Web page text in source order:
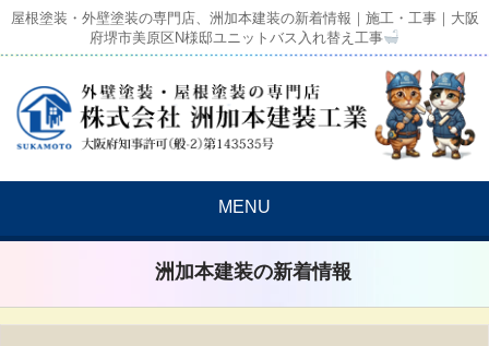
屋根塗装・外壁塗装の専門店、洲加本建装の新着情報｜施工・工事｜大阪
府堺市美原区N様邸ユニットバス入れ替え工事
MENU
洲加本建装の新着情報